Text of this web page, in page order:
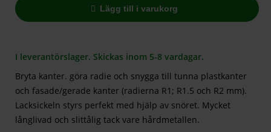
Lägg till i varukorg
I leverantörslager. Skickas inom 5-8 vardagar.
Bryta kanter. göra radie och snygga till tunna plastkanter
och fasade/gerade kanter (radierna R1; R1.5 och R2 mm).
Lacksickeln styrs perfekt med hjälp av snöret. Mycket
långlivad och slittålig tack vare hårdmetallen.